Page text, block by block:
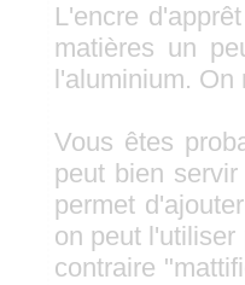
L'encre
matières un
l'aluminium. On
Vous êtes
peut bien
permet
on peut
contraire